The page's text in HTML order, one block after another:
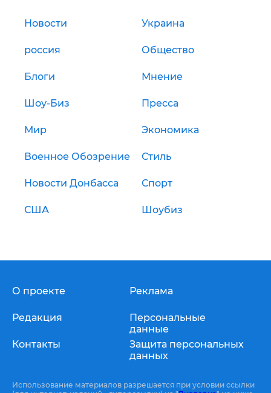
Новости Украина
россия Общество
Блоги Мнение
Шоу-Биз Пресса
Мир Экономика
Военное Обозрение Стиль
Новости Донбасса Спорт
США Шоубиз
О проекте
Редакция
Контакты
Реклама
Персональные
данные
Защита персональных
данных
Использование материалов разрешается при условии ссылки